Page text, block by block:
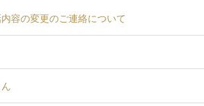
内容の変更のご連絡について